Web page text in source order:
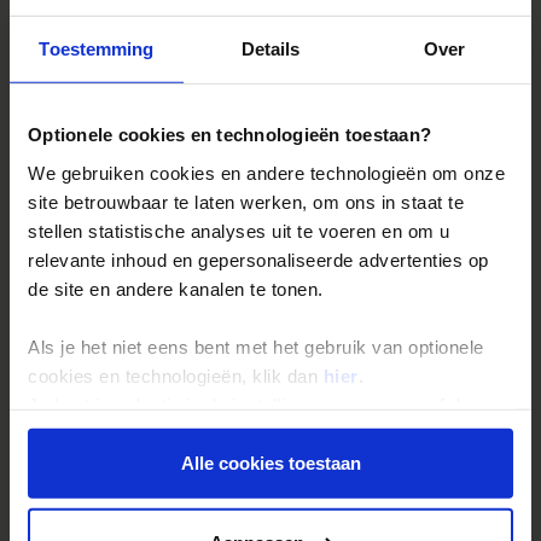
Toestemming Details Over
Optionele cookies en technologieën toestaan?
We gebruiken cookies en andere technologieën om onze
site betrouwbaar te laten werken, om ons in staat te
stellen statistische analyses uit te voeren en om u
relevante inhoud en gepersonaliseerde advertenties op
de site en andere kanalen te tonen.
Als je het niet eens bent met het gebruik van optionele
cookies en technologieën, klik dan hier
onder aan de pagina op elk gewenst moment voor de
toekomst wijzigen.Alle cookies toestaan
Nog een voorbeeld van een Mayasite met een adembenemende
locatie zijn de Maya-tempels van Tulum. In tegenstelling tot
met uitzicht op de helderblauwe Caraïbische Zee. Terwijl de zon
Het complex zelf is kleiner dan bijvoorbeeld Chichén Itzá of Tikal,
maar de spectaculaire locatie maakt het een bezoek meer dan
waard!
Mijn persoonlijke favoriet: Palenque